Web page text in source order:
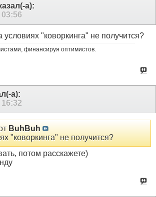
а):
03:56
условиях "коворкинга" не получится?
финансируя оптимистов.
а):
16:32
BuhBuh
"коворкинга" не получится?
потом расскажете)